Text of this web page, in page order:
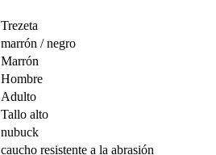
Trezeta
marrón / negro
Marrón
Hombre
Adulto
Tallo alto
nubuck
caucho resistente a la abrasión